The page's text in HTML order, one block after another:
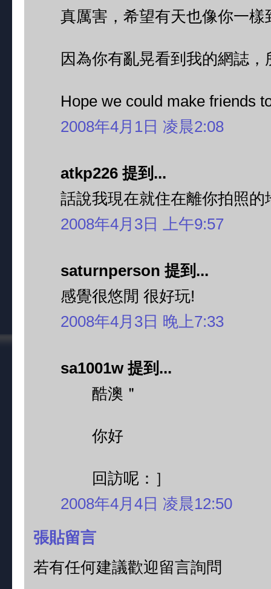
真厲害，希望有天也像你一樣
因為你有亂晃看到我的網誌
Hope we could make friends
2008年4月1日 凌晨2:08
atkp226 提到...
話說我現在就住在離你拍照
2008年4月3日 上午9:57
saturnperson 提到...
感覺很悠閒 很好玩!
2008年4月3日 晚上7:33
sa1001w 提到...
酷澳＂
你好
回訪呢：］
2008年4月4日 凌晨12:50
張貼留言
若有任何建議歡迎留言詢問